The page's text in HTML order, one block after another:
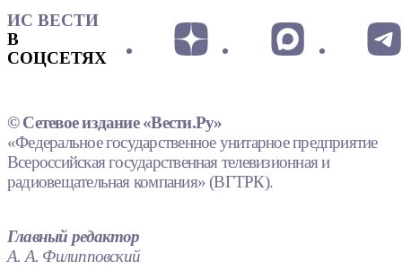
ИС ВЕСТИ
В
СОЦСЕТЯХ
© Сетевое издание «Вести.Ру»
«Федеральное государственное унитарное предприятие
Всероссийская государственная телевизионная и
радиовещательная компания» (ВГТРК).
Главный редактор
А. А. Филипповский